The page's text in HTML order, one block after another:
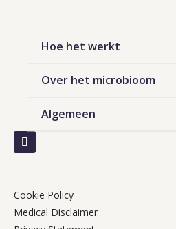
Hoe het werkt
Over het microbioom
Algemeen
Cookie Policy
Medical Disclaimer